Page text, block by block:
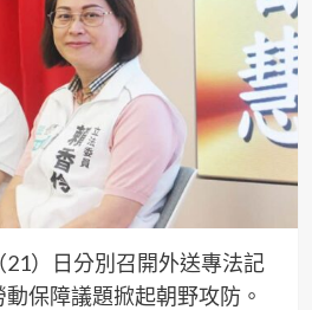
）日分別召開外送專法記
保障議題掀起朝野攻防。